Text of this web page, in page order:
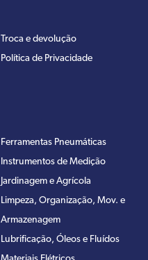
Troca e devolução
Política de Privacidade
Ferramentas Pneumáticas
Instrumentos de Medição
Jardinagem e Agrícola
Limpeza, Organização, Mov. e
Armazenagem
Lubrificação, Óleos e Fluídos